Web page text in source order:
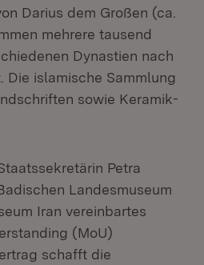
Darius dem Großen (ca.
mehrere tausend
Dynastien nach
Die islamische Sammlung
sowie Keramik-
Petra
Landesmuseum
Iran vereinbartes
(MoU)
schafft die